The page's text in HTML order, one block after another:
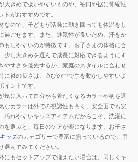
大きめで扱いやすいものや、袖口や裾に伸縮性
がおすすめです。
なので、子どもが活発に動き回っても体温をし
過ごせます。また、通気性が良いため、汗をか
もしやすいのが特徴です。お子さまの体格に合
少し大きめを選んで成長に対応できるようにす
やすさを優先するか、家庭のスタイルに合わせ
に袖の長さは、遊びの中で手を動かしやすいよ
イントです。
気に入って自分から着たくなるカラーや柄を選
なカラーは外での視認性も高く、安全面でも安
汚れやすいキッズアイテムだからこそ、洗濯に
を選ぶと、毎日のケアが楽になります。お子さ
ッズのカテゴリーで豊富に揃っているので、用
んでみてください。
にもセットアップで揃えたい場合は、同じくキ